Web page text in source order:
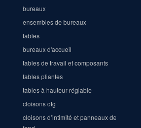
bureaux
ensembles de bureaux
tables
bureaux d'accueil
tables de travail et composants
tables pliantes
tables à hauteur réglable
cloisons otg
cloisons d’intimité et panneaux de